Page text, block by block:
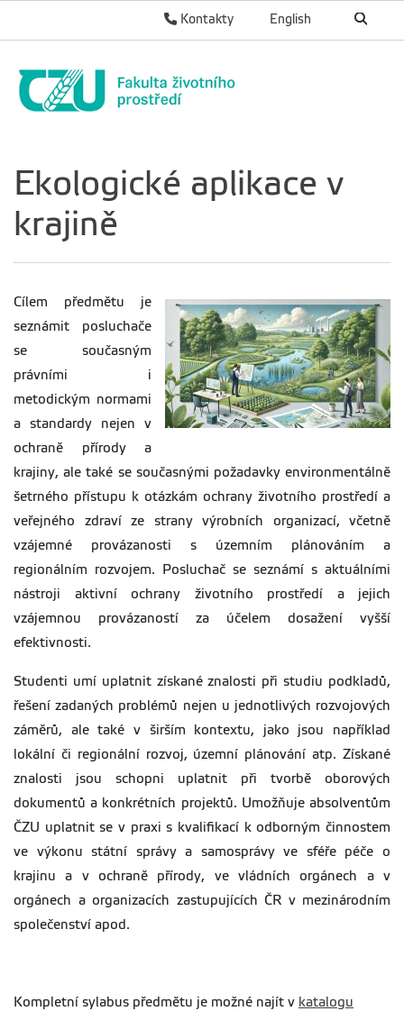
English
Kontakty
Ekologické aplikace v
krajině
Cílem předmětu je
seznámit posluchače
se současným
právními i
metodickým normami
a standardy nejen v
ochraně přírody a
krajiny, ale také se současnými požadavky environmentálně
šetrného přístupu k otázkám ochrany životního prostředí a
veřejného zdraví ze strany výrobních organizací, včetně
vzájemné provázanosti s územním plánováním a
regionálním rozvojem. Posluchač se seznámí s aktuálními
nástroji aktivní ochrany životního prostředí a jejich
vzájemnou provázaností za účelem dosažení vyšší
efektivnosti.
Studenti umí uplatnit získané znalosti při studiu podkladů,
řešení zadaných problémů nejen u jednotlivých rozvojových
záměrů, ale také v širším kontextu, jako jsou například
lokální či regionální rozvoj, územní plánování atp. Získané
znalosti jsou schopni uplatnit při tvorbě oborových
dokumentů a konkrétních projektů. Umožňuje absolventům
ČZU uplatnit se v praxi s kvalifikací k odborným činnostem
ve výkonu státní správy a samosprávy ve sféře péče o
krajinu a v ochraně přírody, ve vládních orgánech a v
orgánech a organizacích zastupujících ČR v mezinárodním
společenství apod.
Kompletní sylabus předmětu je možné najít v katalogu